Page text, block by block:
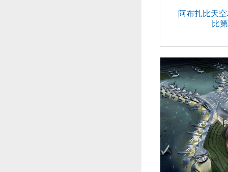
阿布扎比天空塔 阿联酋
比